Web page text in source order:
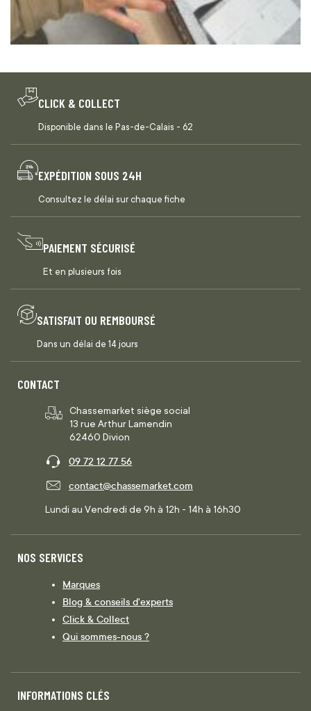
CLICK & COLLECT
Disponible dans le Pas-de-Calais - 62
EXPÉDITION SOUS 24H
Consultez le délai sur chaque fiche
PAIEMENT SÉCURISÉ
Et en plusieurs fois
SATISFAIT OU REMBOURSÉ
Dans un délai de 14 jours
CONTACT
Chassemarket siège social
13 rue Arthur Lamendin
62460 Divion
09 72 12 77 56
contact@chassemarket.com
Lundi au Vendredi de 9h à 12h - 14h à 16h30
NOS SERVICES
Marques
Blog & conseils d'experts
Click & Collect
Qui sommes-nous ?
INFORMATIONS CLÉS